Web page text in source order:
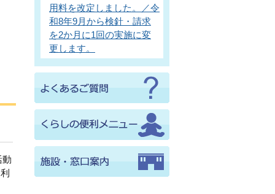
動
用料を改定しました。／令
和8年9月から検針・請求
を2か月に1回の実施に変
更します。